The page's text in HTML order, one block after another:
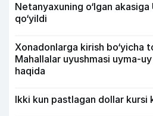
Netanyaxuning o‘lgan
qo‘yildi
Xonadonlarga kirish
Mahallalar uyushmasi uyma-
haqida
Ikki kun pastlagan dollar kursi